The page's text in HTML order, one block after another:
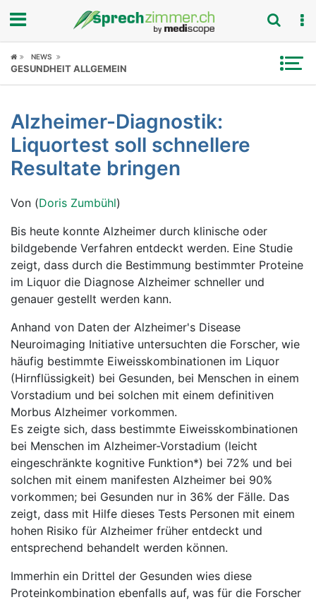
Fokus
Symptome
Untersuchungen
News
Ratgeber
Rubriken
NEWS
GESUNDHEIT ALLGEMEIN
Alzheimer-Diagnostik:
Liquortest soll schnellere
Resultate bringen
Von (Doris Zumbühl)
Bis heute konnte Alzheimer durch klinische oder
bildgebende Verfahren entdeckt werden. Eine Studie
zeigt, dass durch die Bestimmung bestimmter Proteine
im Liquor die Diagnose Alzheimer schneller und
genauer gestellt werden kann.
Anhand von Daten der Alzheimer's Disease
Neuroimaging Initiative untersuchten die Forscher, wie
häufig bestimmte Eiweisskombinationen im Liquor
(Hirnflüssigkeit) bei Gesunden, bei Menschen in einem
Vorstadium und bei solchen mit einem definitiven
Morbus Alzheimer vorkommen.
Es zeigte sich, dass bestimmte Eiweisskombinationen
bei Menschen im Alzheimer-Vorstadium (leicht
eingeschränkte kognitive Funktion*) bei 72% und bei
solchen mit einem manifesten Alzheimer bei 90%
vorkommen; bei Gesunden nur in 36% der Fälle. Das
zeigt, dass mit Hilfe dieses Tests Personen mit einem
hohen Risiko für Alzheimer früher entdeckt und
entsprechend behandelt werden können.
Immerhin ein Drittel der Gesunden wies diese
Proteinkombination ebenfalls auf, was für die Forscher